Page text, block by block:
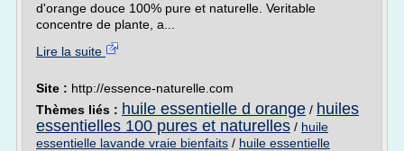
d'orange douce 100% pure et naturelle. Veritable
concentre de plante, a...
Lire la suite
Site : http://essence-naturelle.com
Thèmes liés : huile essentielle d orange / huiles
essentielles 100 pures et naturelles / huile
essentielle lavande vraie bienfaits / huile essentielle